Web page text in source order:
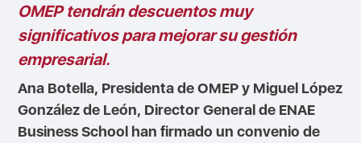
OMEP tendrán descuentos muy
significativos para mejorar su gestión
empresarial.
Ana Botella, Presidenta de OMEP y Miguel López
González de León, Director General de ENAE
Business School han firmado un convenio de